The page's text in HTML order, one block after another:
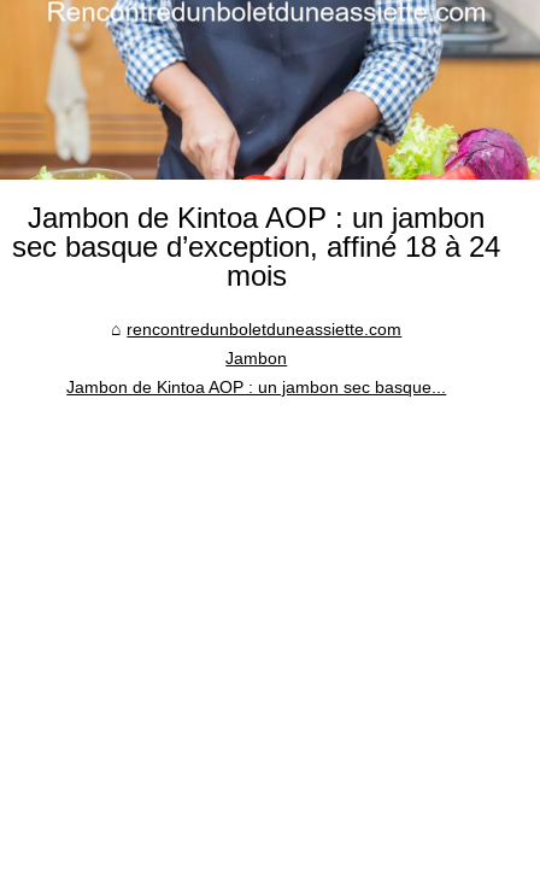
Jambon de Kintoa AOP : un jambon
sec basque d’exception, affiné 18 à 24
mois
rencontredunboletduneassiette.com
Jambon
Jambon de Kintoa AOP : un jambon sec basque...